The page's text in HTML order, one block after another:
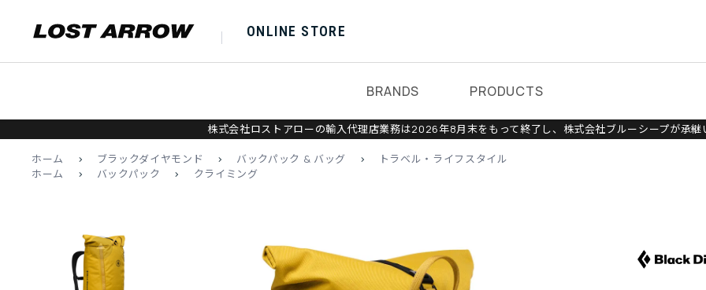
ONLINE STORE
BRANDS PRODUCTS
株式会社ロストアローの輸入代理店業務は2026年8月末をもって終了し、株式会社ブルーシープが承継
ホーム > ブラックダイヤモンド > バックパック & バッグ >
トラベル・ライフスタイル
ホーム
> バックパック > クライミング